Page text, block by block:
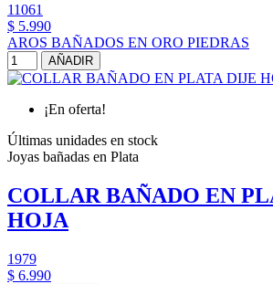
11061
$ 5.990
AROS BAÑADOS EN ORO PIEDRAS
AÑADIR
¡En oferta!
Últimas unidades en stock
Joyas bañadas en Plata
COLLAR BAÑADO EN
HOJA
1979
$ 6.990